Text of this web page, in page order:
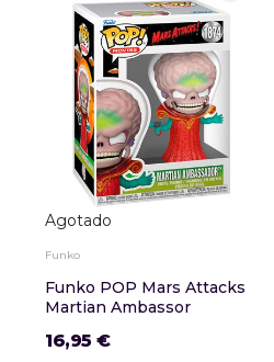
Agotado
Funko
Funko POP Mars Attacks
Martian Ambassor
16,95 €